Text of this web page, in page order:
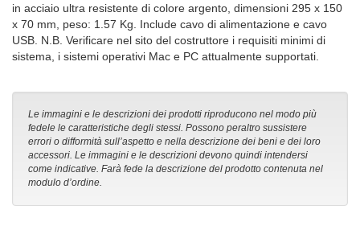
in acciaio ultra resistente di colore argento, dimensioni 295 x 150
x 70 mm, peso: 1.57 Kg. Include cavo di alimentazione e cavo
USB. N.B. Verificare nel sito del costruttore i requisiti minimi di
sistema, i sistemi operativi Mac e PC attualmente supportati.
Le immagini e le descrizioni dei prodotti riproducono nel modo più
fedele le caratteristiche degli stessi. Possono peraltro sussistere
errori o difformità sull’aspetto e nella descrizione dei beni e dei loro
accessori. Le immagini e le descrizioni devono quindi intendersi
come indicative. Farà fede la descrizione del prodotto contenuta nel
modulo d’ordine.